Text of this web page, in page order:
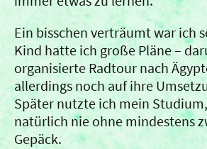
Ein bisschen verträumt war ich
Kind hatte ich große Pläne –
organisierte Radtour nach
allerdings noch auf ihre
Später nutzte ich mein
natürlich nie ohne mindestens
Gepäck.